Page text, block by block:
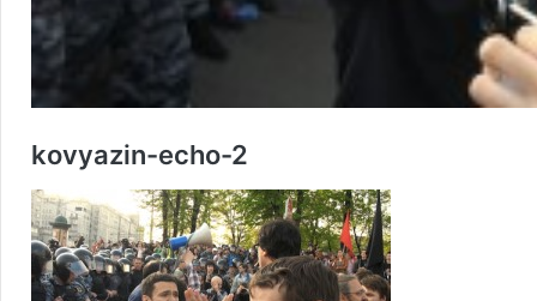
kovyazin-echo-2